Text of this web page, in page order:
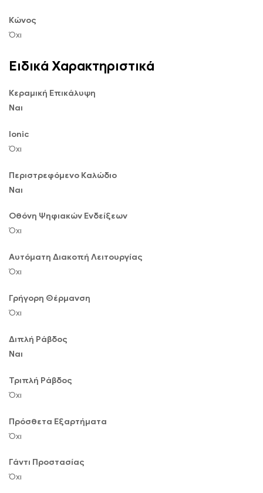
Κώνος
Όχι
Ειδικά Χαρακτηριστικά
Κεραμική Επικάλυψη
Ναι
Ionic
Όχι
Περιστρεφόμενο Καλώδιο
Ναι
Οθόνη Ψηφιακών Ενδείξεων
Όχι
Αυτόματη Διακοπή Λειτουργίας
Όχι
Γρήγορη Θέρμανση
Όχι
Διπλή Ράβδος
Ναι
Τριπλή Ράβδος
Όχι
Πρόσθετα Εξαρτήματα
Όχι
Γάντι Προστασίας
Όχι